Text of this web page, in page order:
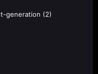
generation (2)